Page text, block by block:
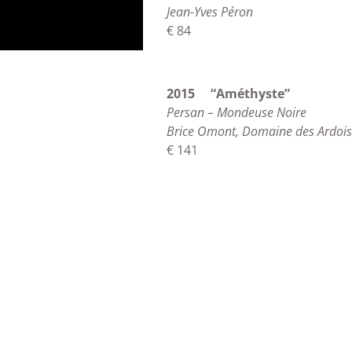
Jean-Yves Péron
€ 84
2015 “Améthyste”
Persan – Mondeuse Noire
Brice Omont, Domaine des
€ 141